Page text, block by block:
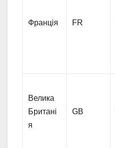
Франція FR
Велика
Британі
я
GB